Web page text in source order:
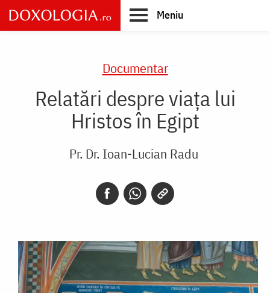
Skip
to
main
Meniu
Documentar
Relatări despre viața lui
Hristos în Egipt
Pr. Dr. Ioan-Lucian Radu